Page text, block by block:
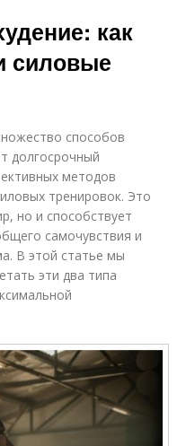
как
силовые
способов
долгосрочный
методов
тренировок. Это
но и способствует
самочувствия и
В этой статье мы
эти два типа